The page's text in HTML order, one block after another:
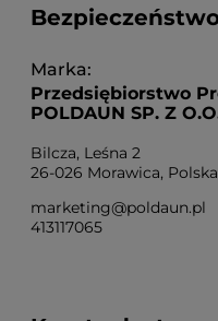
Marka
Przedsiębiorstwo
POLDAUN SP. Z
Bilcza, Leśna 2
26-026 Morawica, Polska
marketing@poldaun.pl
413117065